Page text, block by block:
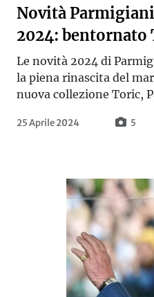
Novità
2024: bentornato
Le novità 2024 di
la piena rinascita del
nuova collezione Toric,
25 Aprile 2024 5